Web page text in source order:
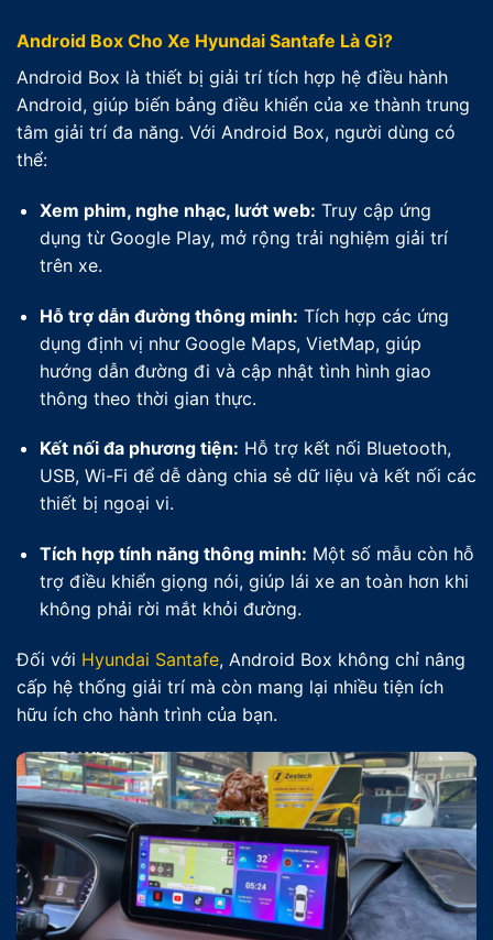
Android Box Cho Xe Hyundai Santafe Là Gì?
Android Box là thiết bị giải trí tích hợp hệ điều hành
Android, giúp biến bảng điều khiển của xe thành trung
tâm giải trí đa năng. Với Android Box, người dùng có
thể:
Xem phim, nghe nhạc, lướt web: Truy cập ứng
dụng từ Google Play, mở rộng trải nghiệm giải trí
trên xe.
Hỗ trợ dẫn đường thông minh: Tích hợp các ứng
dụng định vị như Google Maps, VietMap, giúp
hướng dẫn đường đi và cập nhật tình hình giao
thông theo thời gian thực.
Kết nối đa phương tiện: Hỗ trợ kết nối Bluetooth,
USB, Wi-Fi để dễ dàng chia sẻ dữ liệu và kết nối các
thiết bị ngoại vi.
Tích hợp tính năng thông minh: Một số mẫu còn hỗ
trợ điều khiển giọng nói, giúp lái xe an toàn hơn khi
không phải rời mắt khỏi đường.
Đối với Hyundai Santafe, Android Box không chỉ nâng
cấp hệ thống giải trí mà còn mang lại nhiều tiện ích
hữu ích cho hành trình của bạn.